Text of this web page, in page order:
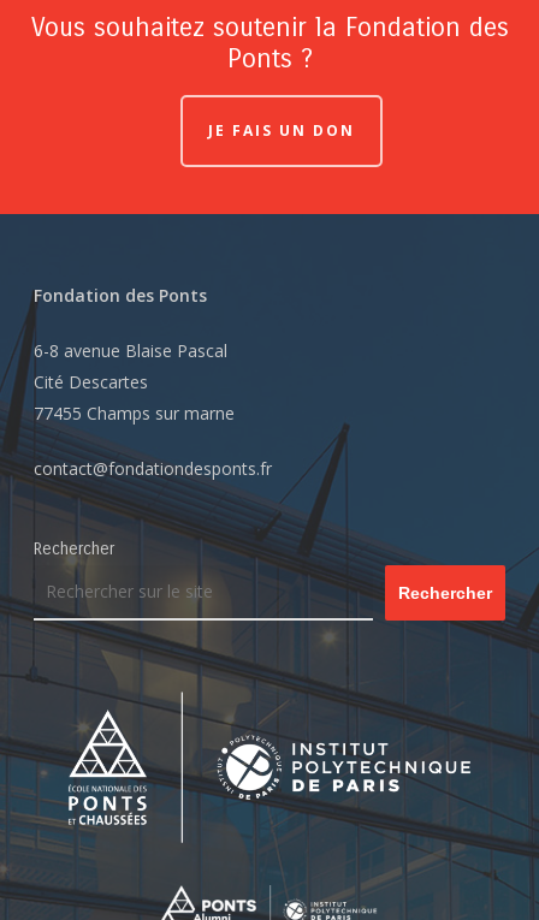
Vous souhaitez soutenir la Fondation des
Ponts ?
JE FAIS UN DON
Fondation des Ponts
6-8 avenue Blaise Pascal
Cité Descartes
77455 Champs sur marne
contact@fondationdesponts.fr
Rechercher
Rechercher